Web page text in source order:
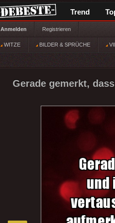
Trend
Anmelden Registrieren
WITZE BILDER & SPRÜCHE
Gerade gemerkt,